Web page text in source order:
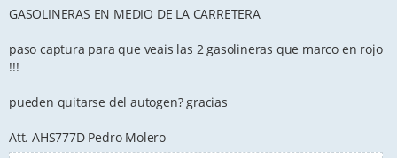
s
GASOLINERAS EN MEDIO DE LA CARRETERA
paso captura para que veais las 2 gasolineras que marco en rojo
!!!
pueden quitarse del autogen? gracias
Att. AHS777D Pedro Molero